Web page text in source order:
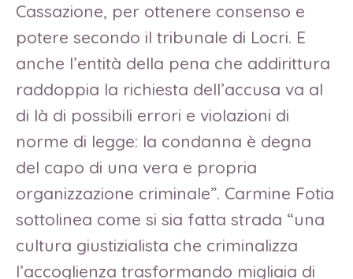
Cassazione, per ottenere consenso e
potere secondo il tribunale di Locri. E
anche l’entità della pena che addirittura
raddoppia la richiesta dell’accusa va al
di là di possibili errori e violazioni di
norme di legge: la condanna è degna
del capo di una vera e propria
organizzazione criminale”. Carmine Fotia
sottolinea come si sia fatta strada “una
cultura giustizialista che criminalizza
l’accoglienza trasformando migliaia di